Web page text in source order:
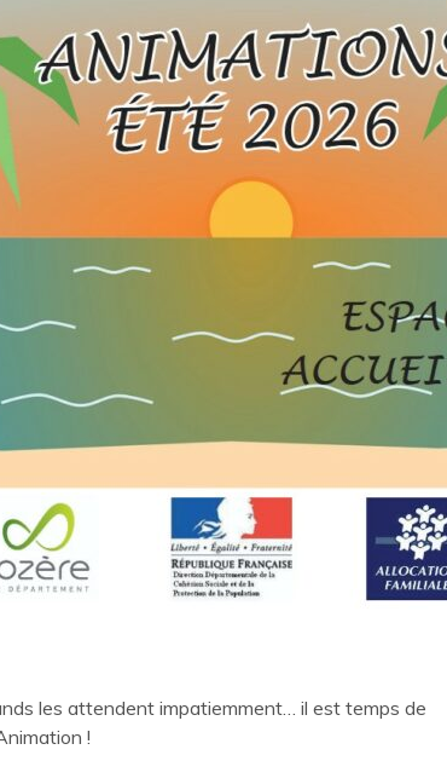
les attendent impatiemment… il est temps de
!